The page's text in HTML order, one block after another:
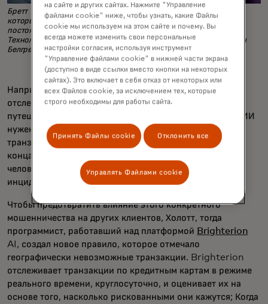
Бретт Томсон (слева) и Винс Хаулотт — два киберэксперта,
которые помогают клиентам Mastercard противостоять
постоянно развивающимся атакам по всему миру из
Технологического центра компании в Сент-Луисе. (Фото: Мира
Белгрейв)
Например, системы искусственного интеллекта
отслеживали использование кредитных карт
путешественника во время его отпуска в Мексике. Но ИИ
нужен был человек, чтобы сказать ему, что в двух
транзакциях, быстро сменяющихся подряд, на разных
концах страны, есть что-то странное, и нужен был
человек, чтобы показать, как следить за подобными
инцидентами в будущем.
Чтобы предотвратить влияние этого конкретного
мошенничества на других клиентов, Холотт, тогда
программист, работавший над платформой Brighterion
AI, создал новое правило, которое отмечало
географически невозможные транзакции. Brighterion
отслеживает транзакции по кредитным картам в режиме
реального времени, круглосуточно, и оценивает их на
основе того, насколько рискованными они кажутся; Когда
на сайте и других сайтах. Нажмите "Управление
файлами cookie" ниже, чтобы узнать, какие Файлы
cookie мы используем на этом сайте и почему. Вы
всегда можете изменить свои персональные
настройки согласия, используя инструмент
"Управление файлами cookie" в нижней части экрана
(доступно в виде ссылки вместо кнопки на некоторых
сайтах). Это включает в себя отказ от некоторых или
всех Файлов cookie, за исключением тех, которые
строго необходимы для работы сайта.
Принять Файлы cookie Отклонить все
Управлять Файлами cookie